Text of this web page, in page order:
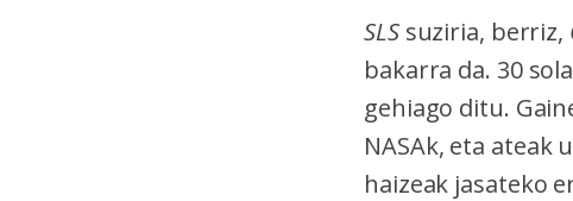
SLSsuziria, berriz,
bakarra da. 30
gehiago ditu.
NASAk, eta ateak
haizeak jasateko